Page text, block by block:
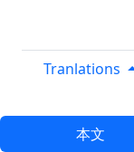
Tranlations
本文